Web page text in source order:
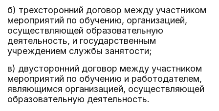
б) трехсторонний договор между участником
мероприятий по обучению, организацией,
осуществляющей образовательную
деятельность, и государственным
учреждением службы занятости;
в) двусторонний договор между участником
мероприятий по обучению и работодателем,
являющимся организацией, осуществляющей
образовательную деятельность.